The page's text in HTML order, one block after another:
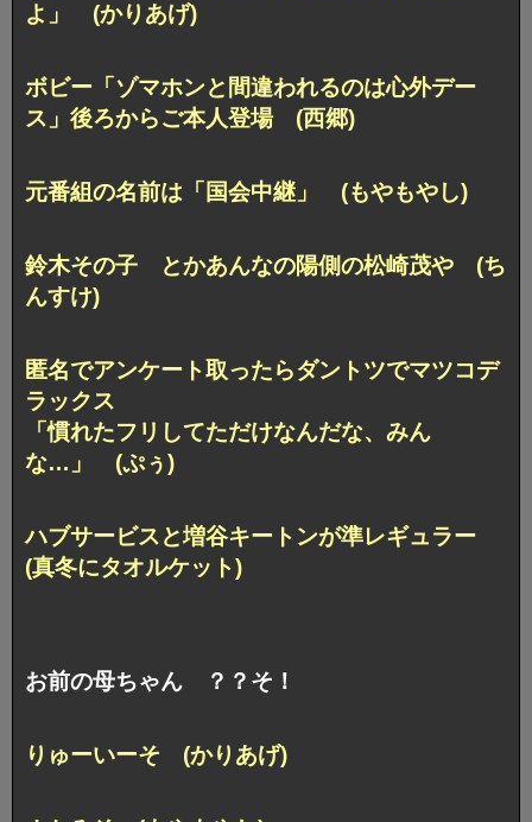
よ」 (かりあげ)
ボビー「ゾマホンと間違われるのは心外デー
ス」 後ろからご本人登場 (西郷)
元番組の名前は「国会中継」 (もやもやし)
鈴木その子
とかあんなの陽側の松崎茂や (ち
んすけ)
匿名でアンケート取ったらダントツでマツコデ
ラックス
「慣れたフリしてただけなんだな、みん
な…」 (ぷぅ)
ハブサービスと増谷キートンが準レギュラー
(真冬にタオルケット)
お前の母ちゃん ？？そ！
りゅーいーそ (かりあげ)